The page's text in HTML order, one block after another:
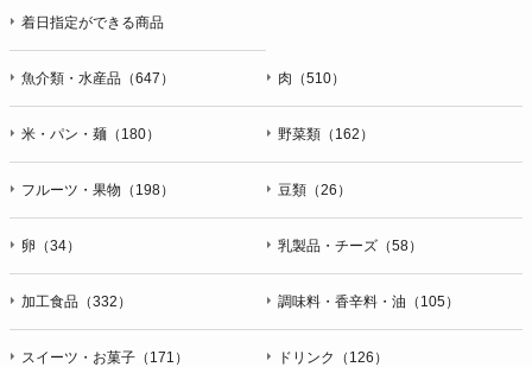
着日指定ができる商品
魚介類・水産品（647） 肉（510）
米・パン・麺（180） 野菜類（162）
フルーツ・果物（198） 豆類（26）
卵（34） 乳製品・チーズ（58）
加工食品（332） 調味料・香辛料・油（105）
スイーツ・お菓子（171） ドリンク（126）